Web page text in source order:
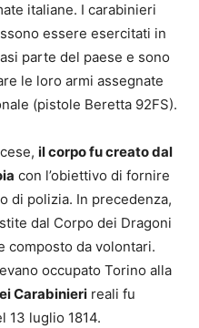
italiane. I carabinieri
essere esercitati in
parte del paese e sono
le loro armi assegnate
(pistole Beretta 92FS).
il corpo fu creato dal
con l’obiettivo di fornire
di polizia. In precedenza,
dal Corpo dei Dragoni
composto da volontari.
occupato Torino alla
Carabinieri reali fu
13 luglio 1814.